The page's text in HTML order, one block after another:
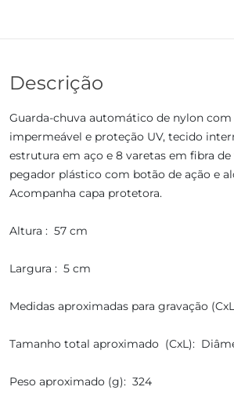
Descrição
Guarda-chuva automático de nylon
impermeável e proteção UV, tecido
estrutura em aço e 8 varetas em fibra de
pegador plástico com botão de ação e
Acompanha capa protetora.
Altura : 57 cm
Largura : 5 cm
Medidas aproximadas para gravação
Tamanho total aproximado (CxL):
Peso aproximado (g): 324